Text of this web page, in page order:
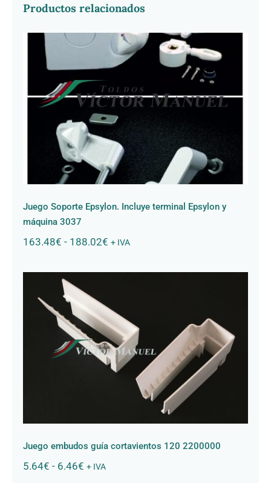
Productos relacionados
Juego Soporte Epsylon. Incluye
terminal Epsylon y máquina 3037
Juego Soporte Epsylon. Incluye terminal Epsylon y
máquina 3037
163.48€ - 188.02€Rango
188.02€
+ IVA
Juego embudos guía cortavientos
120 2200000
Juego embudos guía cortavientos 120 2200000
5.64€ - 6.46€Rango
+ IVA